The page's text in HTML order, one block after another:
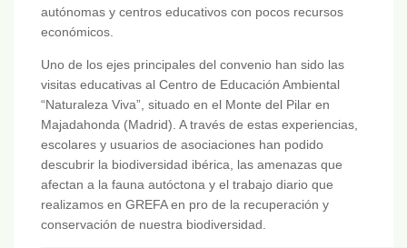
autónomas y centros educativos con pocos recursos
económicos.
Uno de los ejes principales del convenio han sido las
visitas educativas al Centro de Educación Ambiental
“Naturaleza Viva”, situado en el Monte del Pilar en
Majadahonda (Madrid). A través de estas experiencias,
escolares y usuarios de asociaciones han podido
descubrir la biodiversidad ibérica, las amenazas que
afectan a la fauna autóctona y el trabajo diario que
realizamos en GREFA en pro de la recuperación y
conservación de nuestra biodiversidad.